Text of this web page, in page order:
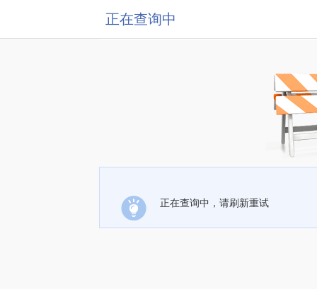
正在查询中
正在查询中，请刷新重试